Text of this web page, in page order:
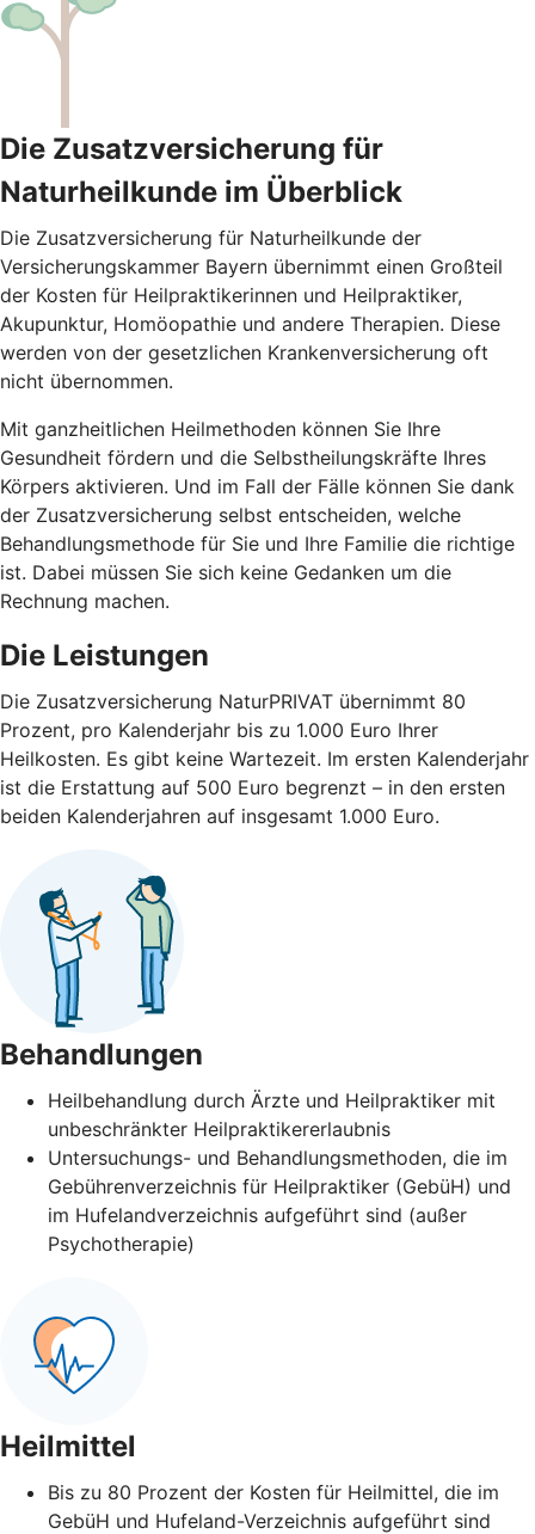
Die Zusatzversicherung für
Naturheilkunde im Überblick
Die Zusatzversicherung für Naturheilkunde der
Versicherungskammer Bayern übernimmt einen Großteil
der Kosten für Heilpraktikerinnen und Heilpraktiker,
Akupunktur, Homöopathie und andere Therapien. Diese
werden von der gesetzlichen Krankenversicherung oft
nicht übernommen.
Mit ganzheitlichen Heilmethoden können Sie Ihre
Gesundheit fördern und die Selbstheilungskräfte Ihres
Körpers aktivieren. Und im Fall der Fälle können Sie dank
der Zusatzversicherung selbst entscheiden, welche
Behandlungsmethode für Sie und Ihre Familie die richtige
ist. Dabei müssen Sie sich keine Gedanken um die
Rechnung machen.
Die Leistungen
Die Zusatzversicherung NaturPRIVAT übernimmt 80
Prozent, pro Kalenderjahr bis zu 1.000 Euro Ihrer
Heilkosten. Es gibt keine Wartezeit. Im ersten Kalenderjahr
ist die Erstattung auf 500 Euro begrenzt – in den ersten
beiden Kalenderjahren auf insgesamt 1.000 Euro.
Behandlungen
Heilbehandlung durch Ärzte und Heilpraktiker mit
unbeschränkter Heilpraktikererlaubnis
Untersuchungs- und Behandlungsmethoden, die im
Gebührenverzeichnis für Heilpraktiker (GebüH) und
im Hufelandverzeichnis aufgeführt sind (außer
Psychotherapie)
Heilmittel
Bis zu 80 Prozent der Kosten für Heilmittel, die im
GebüH und Hufeland-Verzeichnis aufgeführt sind